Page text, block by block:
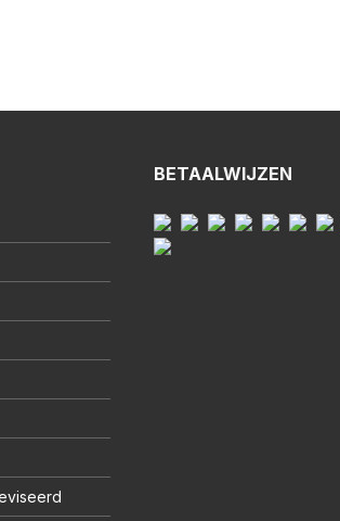
BETAALWIJZEN